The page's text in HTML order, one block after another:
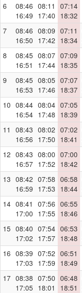
6
08:46
16:49
08:11
17:40
07:14
18:32
7
08:46
16:50
08:09
17:42
07:11
18:34
8
08:45
16:51
08:07
17:44
07:09
18:35
9
08:45
16:53
08:05
17:46
07:07
18:37
10 08:44
16:54
08:04
17:48
07:05
18:39
11
08:43
16:56
08:02
17:50
07:02
18:41
12 08:43
16:57
08:00
17:52
07:00
18:42
13 08:42
16:59
07:58
17:53
06:58
18:44
14 08:41
17:00
07:56
17:55
06:55
18:46
15 08:40
17:02
07:54
17:57
06:53
18:48
16 08:39
17:03
07:52
17:59
06:51
18:49
17 08:38
17:05
07:50
18:01
06:48
18:51